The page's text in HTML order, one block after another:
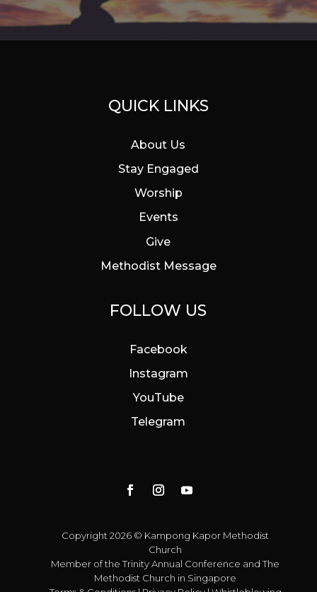
QUICK LINKS
About Us
Stay Engaged
Worship
Events
Give
Methodist Message
FOLLOW US
Facebook
Instagram
YouTube
Telegram
Copyright 2026 © Kampong Kapor Methodist
Church
Member of theTrinity Annual Conference andThe
Methodist Church in Singapore